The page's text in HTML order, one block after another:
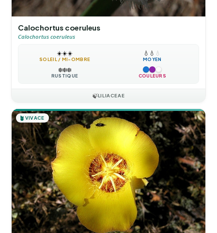
Calochortus coeruleus
Calochortus coeruleus
☀️☀️☀️
SOLEIL / MI-OMBRE
💧 💧 💧
MOYEN
❄️❄️❄️
RUSTIQUE COULEURS
🍃LILIACEAE
🪴 VIVACE